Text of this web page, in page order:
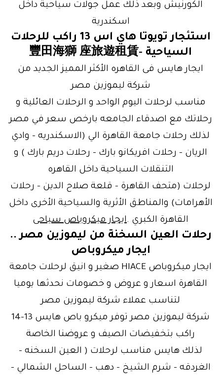
الكورنيش وبعد ذلك عمل جولات سياحية داخل
اسكندرية
استئجار تويوتا هاي اس 13 راكب للرحلات
السياحية -豐田海獅 座旅遊租賃
ايجار هايس فى القاهره الأكثر المميز الجديد من
شركة ليموزين مصر
مناسب لرحلات اليوم الواحد و الرحلات العائلية و
رحلاتك مع اصدقاء الجامعه بارخص سعر في مصر
لذلك رحلات جامعة القاهرة الي (الاسكندريه – وادي
الريان – رحلات افريكانو بارك – رحلات دريم بارك ) و
التنقلات السياحية داخل القاهره
لرحلات (متحف القاهرة – قلعة صلاح الدين – رحلات
الأهرامات) والمناطق الأثرية والسياحية الأخرى داخل
القاهرة الكبري .ايجار ميكروباص سياحى
رحلات العين السخنة من ليموزين مصر ..
ايجار ميكروباص
ايجار ميكروباص HIACE صغير و انيق لرحلات جامعة
القاهرة اسعار و عروض و خصومات نحدثها يوميا
لتناسب عملاء شركة ليموزين مصر
شركة ليموزين مصر توفر ميكرو باص هايس 13-14
راكب بتخفيضات الصيف و عروضنا الخاصة
لذلك هايس مناسب لرحلات ( العين السخنه –
الغردقه – شرم الشيخ – دهب – الساحل الشمالي –